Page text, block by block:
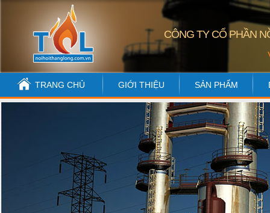
CÔNG TY CỔ PHẦN
TRANG CHỦ GIỚI THIỆU SẢN PHẨM